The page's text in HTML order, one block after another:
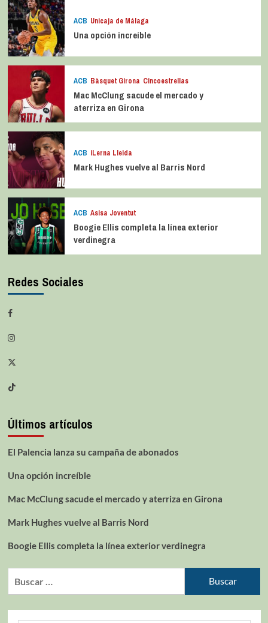
ACB Unicaja de Málaga
Una opción increíble
ACB Bàsquet Girona Cincoestrellas
Mac McClung sacude el mercado y
aterriza en Girona
ACB iLerna Lleida
Mark Hughes vuelve al Barris Nord
ACB Asisa Joventut
Boogie Ellis completa la línea exterior
verdinegra
Redes Sociales
Últimos artículos
El Palencia lanza su campaña de abonados
Una opción increíble
Mac McClung sacude el mercado y aterriza en Girona
Mark Hughes vuelve al Barris Nord
Boogie Ellis completa la línea exterior verdinegra